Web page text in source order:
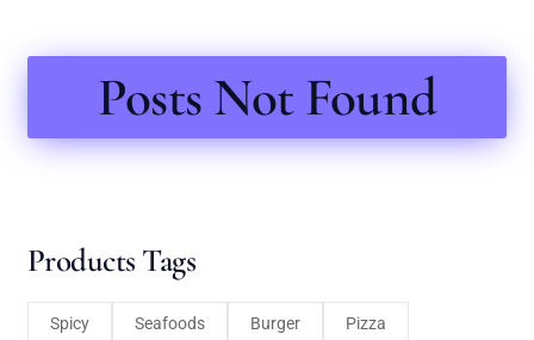
Posts Not Found
Products Tags
Spicy Seafoods Burger Pizza